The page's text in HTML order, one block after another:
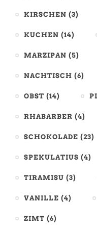
KIRSCHEN (3)
KUCHEN (14)
MARZIPAN (5)
NACHTISCH (6)
OBST (14)
RHABARBER (4)
SCHOKOLADE (23)
SPEKULATIUS (4)
TIRAMISU (3)
VANILLE (4)
ZIMT (6)